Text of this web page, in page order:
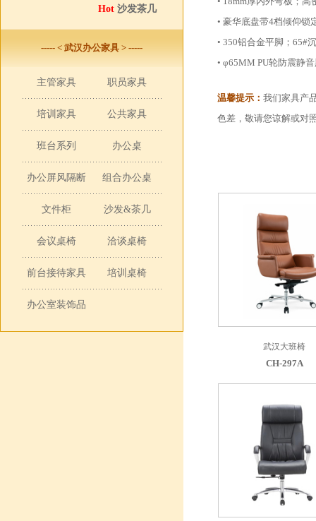
Hot沙发茶几
----- < 武汉办公家具 > -----
主管家具 职员家具
培训家具 公共家具
班台系列 办公桌
办公屏风隔断 组合办公桌
文件柜 沙发&茶几
会议桌椅 洽谈桌椅
前台接待家具 培训桌椅
办公室装饰品
• 豪华底盘带4档倾仰锁
• 350铝合金平脚；65#
• φ65MM PU轮防震静
温馨提示： 我们家具产
色差，敬请您谅解或对
武汉大班椅
CH-297A